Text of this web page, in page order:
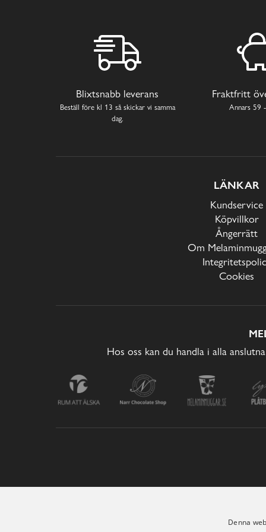
Blixtsnabb leverans
Beställ före kl 13 så skickar vi samma
dag.
Fraktfritt
Annars 59
LÄNKAR
Kundservice
Köpvillkor
Ångerrätt
Om
Cookies
Hos oss kan du handla i alla
Denna